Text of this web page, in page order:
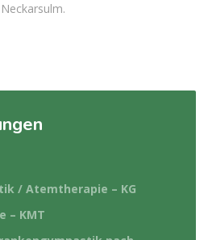
/ Atemtherapie – KG
– KMT